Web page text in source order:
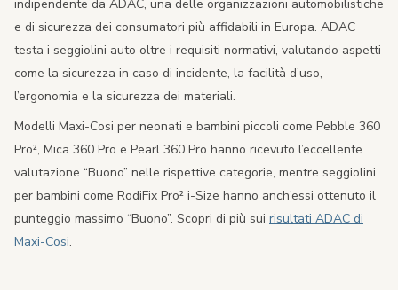
indipendente da ADAC, una delle organizzazioni automobilistiche
e di sicurezza dei consumatori più affidabili in Europa. ADAC
testa i seggiolini auto oltre i requisiti normativi, valutando aspetti
come la sicurezza in caso di incidente, la facilità d’uso,
l’ergonomia e la sicurezza dei materiali.
Modelli Maxi-Cosi per neonati e bambini piccoli come Pebble 360
Pro², Mica 360 Pro e Pearl 360 Pro hanno ricevuto l’eccellente
valutazione “Buono” nelle rispettive categorie, mentre seggiolini
per bambini come RodiFix Pro² i-Size hanno anch’essi ottenuto il
punteggio massimo “Buono”. Scopri di più sui risultati ADAC di
Maxi-Cosi.